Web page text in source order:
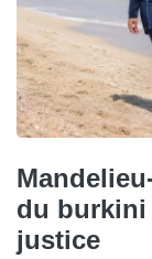
du burkini
justice